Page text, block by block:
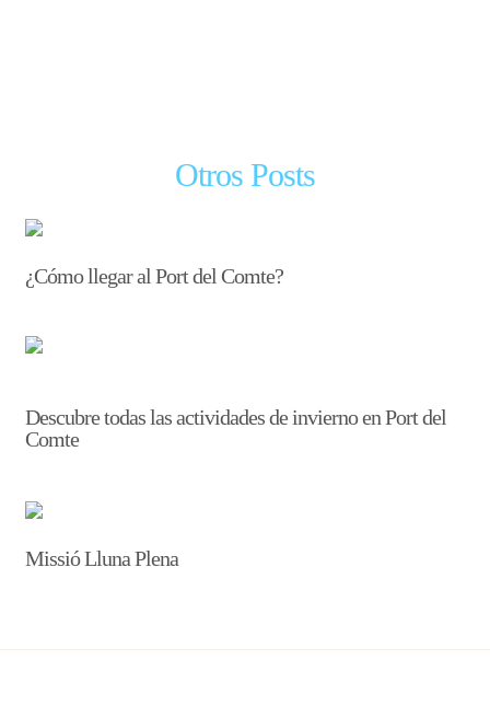
Otros Posts
¿Cómo llegar al Port del Comte?
Descubre todas las actividades de invierno en Port del
Comte
Missió Lluna Plena